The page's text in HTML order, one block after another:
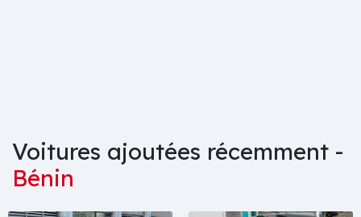
Voitures ajoutées récemment -
Bénin